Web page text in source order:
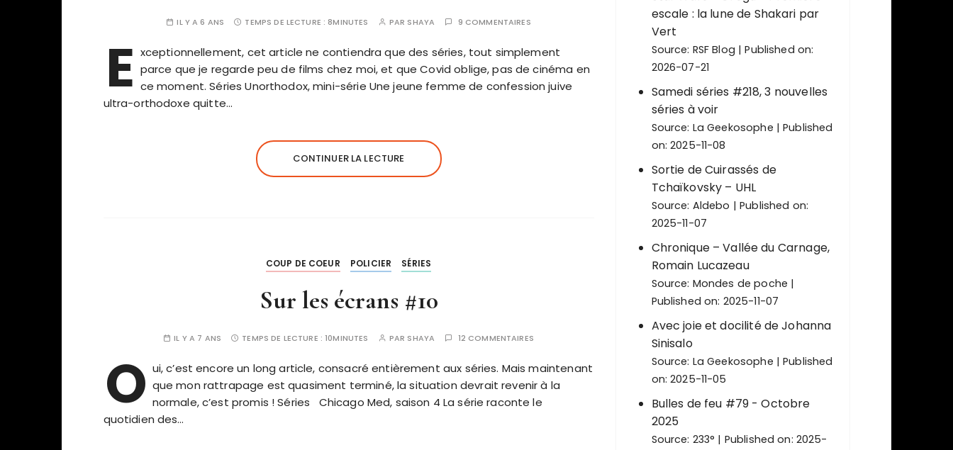
IL Y A 6 ANS TEMPS DE LECTURE :8MINUTES PAR SHAYA 9 COMMENTAIRES
E xceptionnellement, cet article ne contiendra que des séries, tout simplement
parce que je regarde peu de films chez moi, et que Covid oblige, pas de cinéma en
ce moment. Séries Unorthodox, mini-série Une jeune femme de confession juive
ultra-orthodoxe quitte…
CONTINUER LA LECTURE
COUP DE COEUR POLICIER SÉRIES
Sur les écrans #10
IL Y A 7 ANS TEMPS DE LECTURE :10MINUTES PAR SHAYA 12 COMMENTAIRES
O ui, c’est encore un long article, consacré entièrement aux séries. Mais maintenant
que mon rattrapage est quasiment terminé, la situation devrait revenir à la
normale, c’est promis ! Séries Chicago Med, saison 4 La série raconte le
quotidien des…
escale : la lune de Shakari par
Vert
Source: RSF Blog
Published on:
2026-07-21
Samedi séries #218, 3 nouvelles
séries à voir
Source: La Geekosophe
Published
on: 2025-11-08
Sortie de Cuirassés de
Tchaïkovsky – UHL
Source: Aldebo
Published on:
2025-11-07
Chronique – Vallée du Carnage,
Romain Lucazeau
Source: Mondes de poche
Published on: 2025-11-07
Avec joie et docilité de Johanna
Sinisalo
Source: La Geekosophe
Published
on: 2025-11-05
Bulles de feu #79 - Octobre
2025
Source: 233°
Published on: 2025-